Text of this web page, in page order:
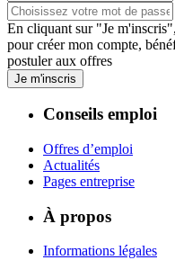
En cliquant sur "Je
pour créer mon compte,
postuler aux offres
Je m'inscris
Conseils emploi
Offres d’emploi
Actualités
Pages entreprise
À propos
Informations légales